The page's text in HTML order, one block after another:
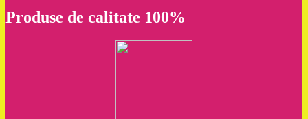
Produse de calitate 100%